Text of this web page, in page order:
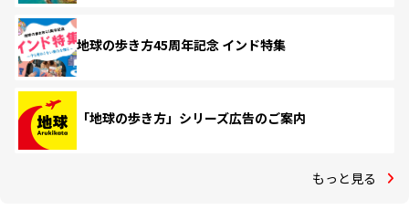
地球の歩き方45周年記念 インド特集
「地球の歩き方」シリーズ広告のご案内
もっと見る